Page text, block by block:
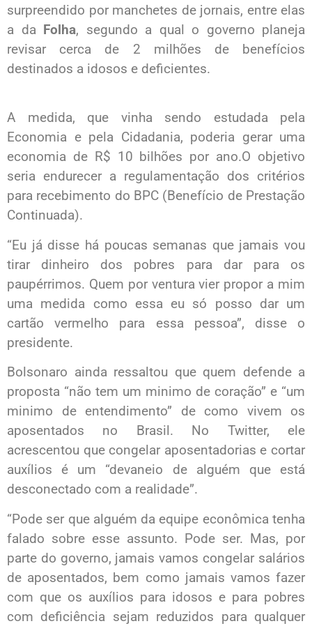
surpreendido por manchetes de jornais, entre elas
a da Folha, segundo a qual o governo planeja
revisar cerca de 2 milhões de benefícios
destinados a idosos e deficientes.​
A medida, que vinha sendo estudada pela
Economia e pela Cidadania, poderia gerar uma
economia de R$ 10 bilhões por ano.O objetivo
seria endurecer a regulamentação dos critérios
para recebimento do BPC (Benefício de Prestação
Continuada).
“Eu já disse há poucas semanas que jamais vou
tirar dinheiro dos pobres para dar para os
paupérrimos. Quem por ventura vier propor a mim
uma medida como essa eu só posso dar um
cartão vermelho para essa pessoa”, disse o
presidente.
Bolsonaro ainda ressaltou que quem defende a
proposta “não tem um minimo de coração” e “um
minimo de entendimento” de como vivem os
aposentados no Brasil. No Twitter, ele
acrescentou que congelar aposentadorias e cortar
auxílios é um “devaneio de alguém que está
desconectado com a realidade”.
“Pode ser que alguém da equipe econômica tenha
falado sobre esse assunto. Pode ser. Mas, por
parte do governo, jamais vamos congelar salários
de aposentados, bem como jamais vamos fazer
com que os auxílios para idosos e para pobres
com deficiência sejam reduzidos para qualquer